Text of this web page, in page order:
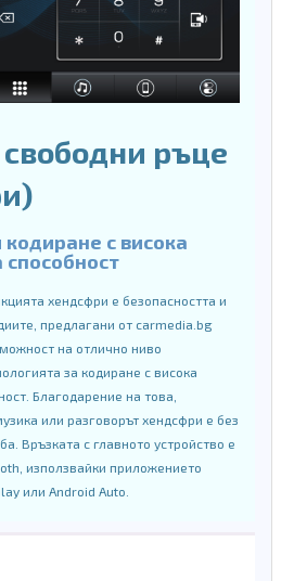
ръце
кодиране с висока
хендсфри е безопасността и
предлагани от carmedia.bg
на отлично ниво
за кодиране с висока
Благодарение на това,
или разговорът хендсфри е без
Връзката с главното устройство е
използвайки приложението
или Android Auto.